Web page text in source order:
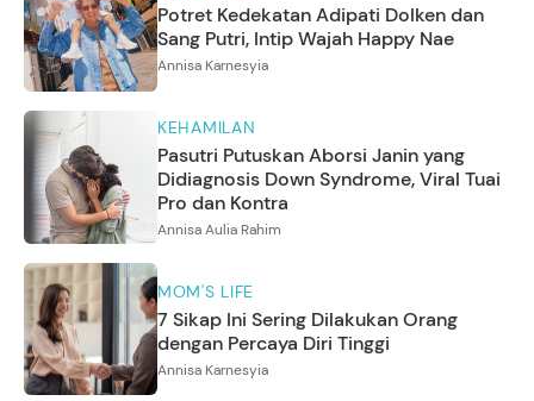
Potret Kedekatan Adipati Dolken dan
Sang Putri, Intip Wajah Happy Nae
Annisa Karnesyia
KEHAMILAN
Pasutri Putuskan Aborsi Janin yang
Didiagnosis Down Syndrome, Viral Tuai
Pro dan Kontra
Annisa Aulia Rahim
MOM'S LIFE
7 Sikap Ini Sering Dilakukan Orang
dengan Percaya Diri Tinggi
Annisa Karnesyia